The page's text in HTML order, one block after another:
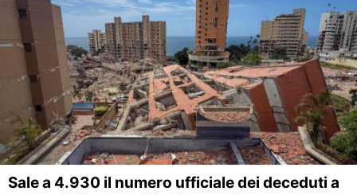
Sale a 4.930 il numero ufficiale dei deceduti a